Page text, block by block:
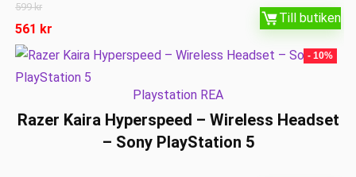
599kr
561 kr
Till butiken
- 10%
Playstation REA
Razer Kaira Hyperspeed – Wireless Headset
– Sony PlayStation 5